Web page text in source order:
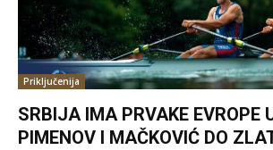
Priključenija
SRBIJA IMA PRVAKE EVROPE
PIMENOV I MAČKOVIĆ DO